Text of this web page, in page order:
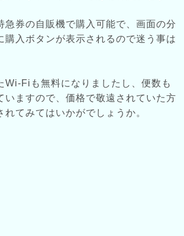
急券の自販機で購入可能で、画面の分
購入ボタンが表示されるので迷う事は
Wi-Fiも無料になりましたし、便数も
いますので、価格で敬遠されていた方
れてみてはいかがでしょうか。